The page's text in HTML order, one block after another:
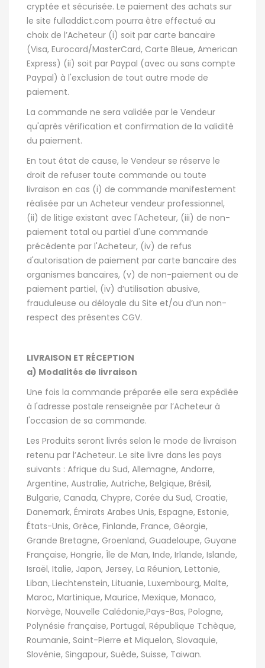
cryptée et sécurisée. Le paiement des achats sur
le site fulladdict.com pourra être effectué au
choix de l’Acheteur (i) soit par carte bancaire
(Visa, Eurocard/MasterCard, Carte Bleue, American
Express) (ii) soit par Paypal (avec ou sans compte
Paypal) à l'exclusion de tout autre mode de
paiement.
La commande ne sera validée par le Vendeur
qu'après vérification et confirmation de la validité
du paiement.
En tout état de cause, le Vendeur se réserve le
droit de refuser toute commande ou toute
livraison en cas (i) de commande manifestement
réalisée par un Acheteur vendeur professionnel,
(ii) de litige existant avec l'Acheteur, (iii) de non-
paiement total ou partiel d'une commande
précédente par l'Acheteur, (iv) de refus
d'autorisation de paiement par carte bancaire des
organismes bancaires, (v) de non-paiement ou de
paiement partiel, (iv) d’utilisation abusive,
frauduleuse ou déloyale du Site et/ou d’un non-
respect des présentes CGV.
LIVRAISON ET RÉCEPTION
a) Modalités de livraison
Une fois la commande préparée elle sera expédiée
à l'adresse postale renseignée par l’Acheteur à
l'occasion de sa commande.
Les Produits seront livrés selon le mode de livraison
retenu par l’Acheteur. Le site livre dans les pays
suivants : Afrique du Sud, Allemagne, Andorre,
Argentine, Australie, Autriche, Belgique, Brésil,
Bulgarie, Canada, Chypre, Corée du Sud, Croatie,
Danemark, Émirats Arabes Unis, Espagne, Estonie,
États-Unis, Grèce, Finlande, France, Géorgie,
Grande Bretagne, Groenland, Guadeloupe, Guyane
Française, Hongrie, Île de Man, Inde, Irlande, Islande,
Israël, Italie, Japon, Jersey, La Réunion, Lettonie,
Liban, Liechtenstein, Lituanie, Luxembourg, Malte,
Maroc, Martinique, Maurice, Mexique, Monaco,
Norvège, Nouvelle Calédonie,Pays-Bas, Pologne,
Polynésie française, Portugal, République Tchèque,
Roumanie, Saint-Pierre et Miquelon, Slovaquie,
Slovénie, Singapour, Suède, Suisse, Taiwan.